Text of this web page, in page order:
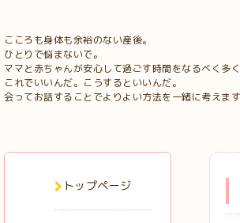
こころも身体も余裕のない産後。
ひとりで悩まないで。
ママと赤ちゃんが安心して過ごす時間をなるべく多く
これでいいんだ。こうするといいんだ。
会ってお話することでよりよい方法を一緒に考えます
トップページ